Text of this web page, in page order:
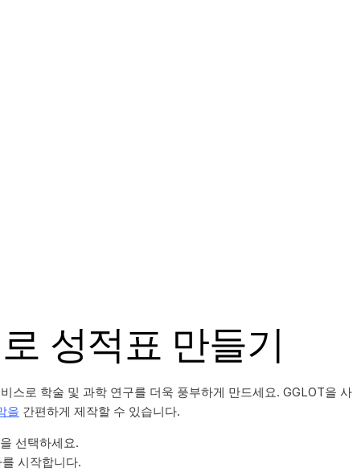
성적표 만들기
스로 학술 및 과학 연구를 더욱 풍부하게 만드세요. GGLOT을 사
을 간편하게 제작할 수 있습니다.
선택하세요.
시작합니다.